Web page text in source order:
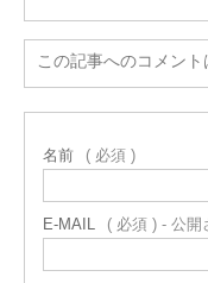
この記事へのコメント
名前 ( 必須 )
E-MAIL ( 必須 ) - 公開